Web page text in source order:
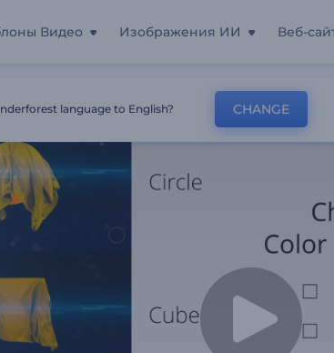
Видео Изображения ИИ Веб-
language to English? CHANGE